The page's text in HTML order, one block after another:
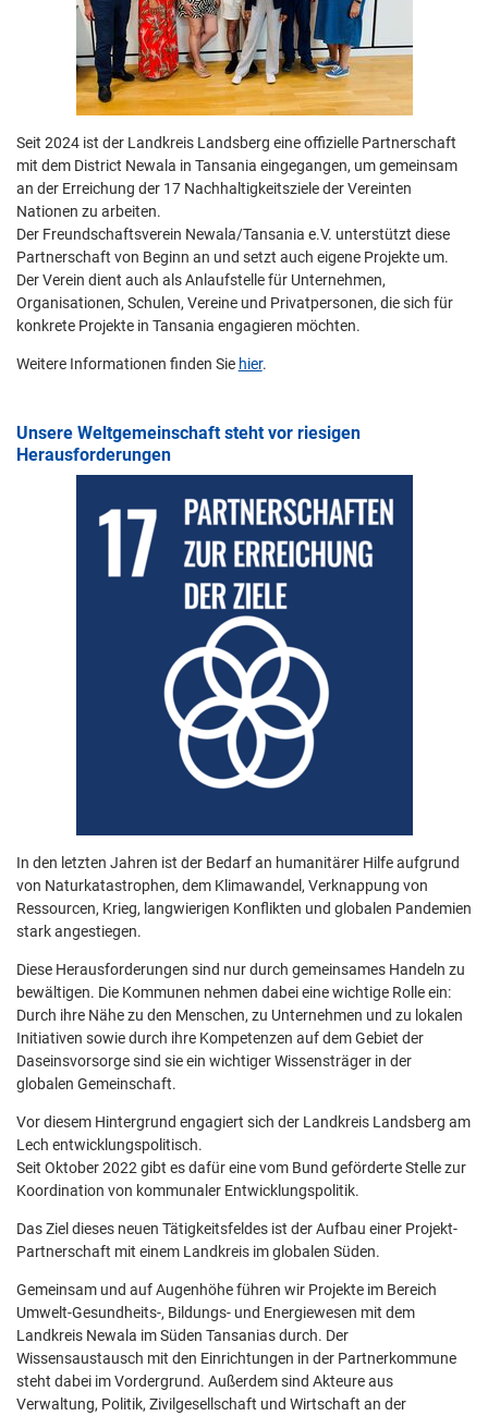
Seit 2024 ist der Landkreis Landsberg eine offizielle Partnerschaft
mit dem District Newala in Tansania eingegangen, um gemeinsam
an der Erreichung der 17 Nachhaltigkeitsziele der Vereinten
Nationen zu arbeiten.
Der Freundschaftsverein Newala/Tansania e.V. unterstützt diese
Partnerschaft von Beginn an und setzt auch eigene Projekte um.
Der Verein dient auch als Anlaufstelle für Unternehmen,
Organisationen, Schulen, Vereine und Privatpersonen, die sich für
konkrete Projekte in Tansania engagieren möchten.
Weitere Informationen finden Sie hier.
Unsere Weltgemeinschaft steht vor riesigen
Herausforderungen
In den letzten Jahren ist der Bedarf an humanitärer Hilfe aufgrund
von Naturkatastrophen, dem Klimawandel, Verknappung von
Ressourcen, Krieg, langwierigen Konflikten und globalen Pandemien
stark angestiegen.
Diese Herausforderungen sind nur durch gemeinsames Handeln zu
bewältigen. Die Kommunen nehmen dabei eine wichtige Rolle ein:
Durch ihre Nähe zu den Menschen, zu Unternehmen und zu lokalen
Initiativen sowie durch ihre Kompetenzen auf dem Gebiet der
Daseinsvorsorge sind sie ein wichtiger Wissensträger in der
globalen Gemeinschaft.
Vor diesem Hintergrund engagiert sich der Landkreis Landsberg am
Lech entwicklungspolitisch.
Seit Oktober 2022 gibt es dafür eine vom Bund geförderte Stelle zur
Koordination von kommunaler Entwicklungspolitik.
Das Ziel dieses neuen Tätigkeitsfeldes ist der Aufbau einer Projekt-
Partnerschaft mit einem Landkreis im globalen Süden.
Gemeinsam und auf Augenhöhe führen wir Projekte im Bereich
Umwelt-Gesundheits-, Bildungs- und Energiewesen mit dem
Landkreis Newala im Süden Tansanias durch. Der
Wissensaustausch mit den Einrichtungen in der Partnerkommune
steht dabei im Vordergrund. Außerdem sind Akteure aus
Verwaltung, Politik, Zivilgesellschaft und Wirtschaft an der